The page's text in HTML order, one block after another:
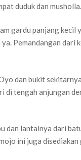
duduk dan musholla.
gardu panjang kecil
Pemandangan dari
dan bukit
tengah anjungan
dan lantainya dari
ini juga